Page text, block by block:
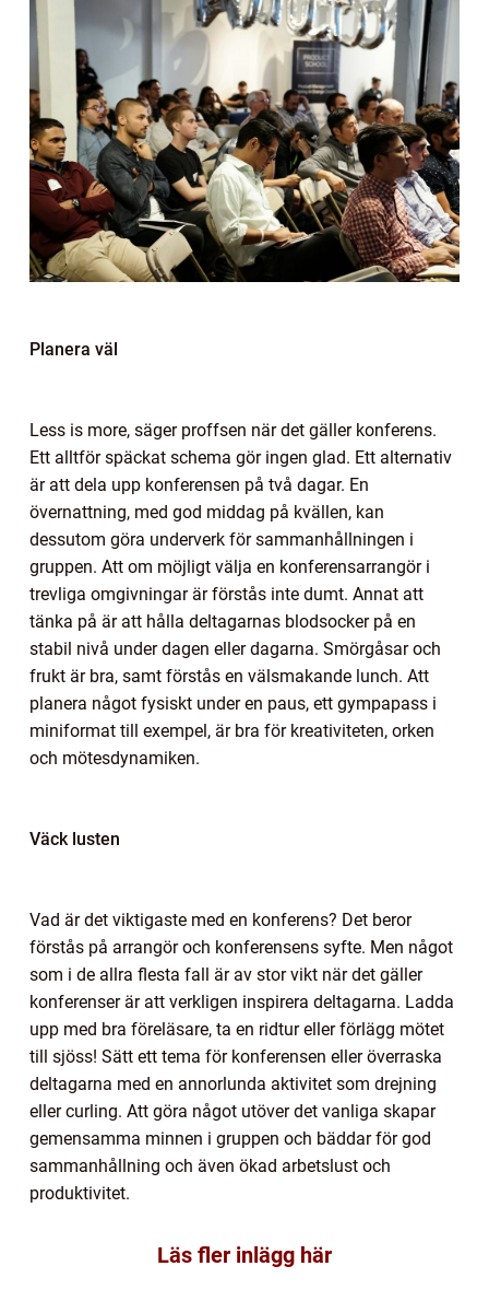
Planera väl
Less is more, säger proffsen när det gäller konferens.
Ett alltför späckat schema gör ingen glad. Ett alternativ
är att dela upp konferensen på två dagar. En
övernattning, med god middag på kvällen, kan
dessutom göra underverk för sammanhållningen i
gruppen. Att om möjligt välja en konferensarrangör i
trevliga omgivningar är förstås inte dumt. Annat att
tänka på är att hålla deltagarnas blodsocker på en
stabil nivå under dagen eller dagarna. Smörgåsar och
frukt är bra, samt förstås en välsmakande lunch. Att
planera något fysiskt under en paus, ett gympapass i
miniformat till exempel, är bra för kreativiteten, orken
och mötesdynamiken.
Väck lusten
Vad är det viktigaste med en konferens? Det beror
förstås på arrangör och konferensens syfte. Men något
som i de allra flesta fall är av stor vikt när det gäller
konferenser är att verkligen inspirera deltagarna. Ladda
upp med bra föreläsare, ta en ridtur eller förlägg mötet
till sjöss! Sätt ett tema för konferensen eller överraska
deltagarna med en annorlunda aktivitet som drejning
eller curling. Att göra något utöver det vanliga skapar
gemensamma minnen i gruppen och bäddar för god
sammanhållning och även ökad arbetslust och
produktivitet.
Läs fler inlägg här